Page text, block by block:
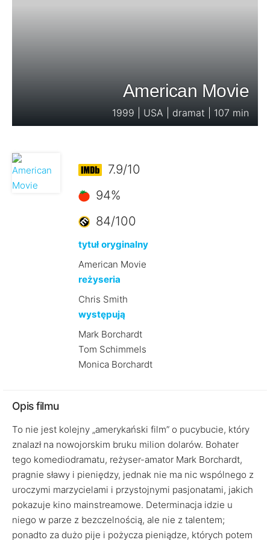
American Movie
1999 | USA | dramat | 107 min
7.9/10
94%
84/100
tytuł oryginalny
American Movie
reżyseria
Chris Smith
występują
Mark Borchardt
Tom Schimmels
Monica Borchardt
Opis filmu
To nie jest kolejny „amerykański film” o pucybucie, który
znalazł na nowojorskim bruku milion dolarów. Bohater
tego komediodramatu, reżyser-amator Mark Borchardt,
pragnie sławy i pieniędzy, jednak nie ma nic wspólnego z
uroczymi marzycielami i przystojnymi pasjonatami, jakich
pokazuje kino mainstreamowe. Determinacja idzie u
niego w parze z bezczelnością, ale nie z talentem;
ponadto za dużo pije i pożycza pieniądze, których potem